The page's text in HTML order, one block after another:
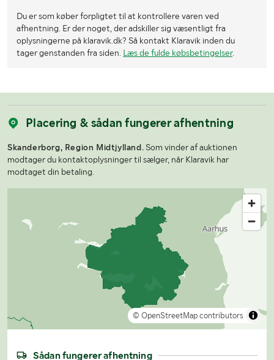
Du er som køber forpligtet til at kontrollere varen ved
afhentning. Er der noget, der adskiller sig væsentligt fra
oplysningerne på klaravik.dk? Så kontakt Klaravik inden du
tager genstanden fra siden. Læs de fulde købsbetingelser.
Placering & sådan fungerer afhentning
Skanderborg, Region Midtjylland. Som vinder af auktionen
modtager du kontaktoplysninger til sælger, når Klaravik har
modtaget din betaling.
© OpenStreetMap contributors
Sådan fungerer afhentning